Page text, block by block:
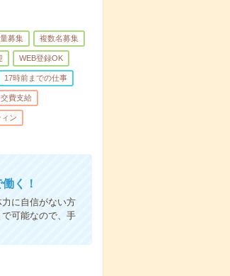
募集 複数名募集
WEB登録OK
17時前までの仕事
交費支給
ン
く！
に自信がない方
可能なので、手